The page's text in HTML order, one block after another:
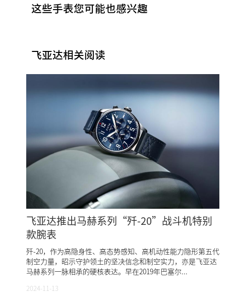
这些手表您可能也感兴趣
飞亚达相关阅读
飞亚达推出马赫系列“歼-20”战斗机特别
款腕表
歼-20，作为高隐身性、高态势感知、高机动性能力隐形第五代
制空力量，昭示守护领土的坚决信念和制空实力，亦是飞亚达
马赫系列一脉相承的硬核表达。早在2019年巴塞尔...
2024-11-13